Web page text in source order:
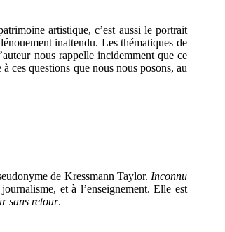
artistique, c’est aussi le portrait
inattendu. Les thématiques de
nous rappelle incidemment que ce
ces questions que nous nous posons, au
de Kressmann Taylor. Inconnu
et à l’enseignement. Elle est
sans retour.